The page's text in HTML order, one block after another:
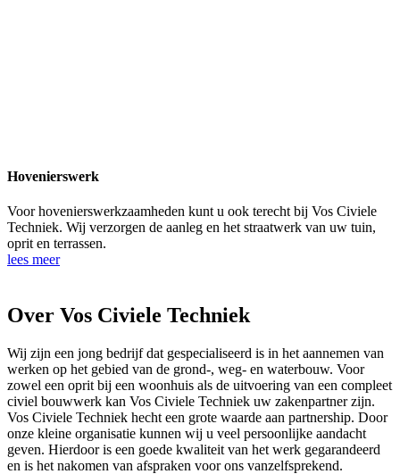
Hovenierswerk
Voor hovenierswerkzaamheden kunt u ook terecht bij Vos Civiele
Techniek. Wij verzorgen de aanleg en het straatwerk van uw tuin,
oprit en terrassen.
lees meer
Over Vos Civiele Techniek
Wij zijn een jong bedrijf dat gespecialiseerd is in het aannemen van
werken op het gebied van de grond-, weg- en waterbouw. Voor
zowel een oprit bij een woonhuis als de uitvoering van een compleet
civiel bouwwerk kan Vos Civiele Techniek uw zakenpartner zijn.
Vos Civiele Techniek hecht een grote waarde aan partnership. Door
onze kleine organisatie kunnen wij u veel persoonlijke aandacht
geven. Hierdoor is een goede kwaliteit van het werk gegarandeerd
en is het nakomen van afspraken voor ons vanzelfsprekend.